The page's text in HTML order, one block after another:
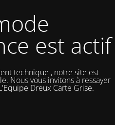
est actif
technique , notre site est
Nous vous invitons à ressayer
Dreux Carte Grise.